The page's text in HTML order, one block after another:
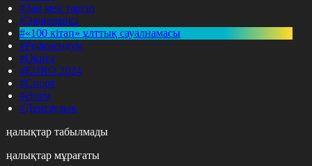
#Заң мен тәртіп
#Экономика
#«100 кітап» ұлттық сауалнамасы
#Референдум
#Оқиға
#EURO 2024
#Спорт
#Әлем
#Денсаулық
табылмады
мұрағаты